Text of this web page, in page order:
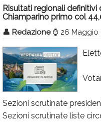
Sport
Eventi
Info Utili
Rubriche
Calendario
Annunci
Risultati regionali definitivi
Chiamparino primo col
👤 Redazione ⌚ 26 Maggio
Sezioni scrutinate
Sezioni scrutinate liste